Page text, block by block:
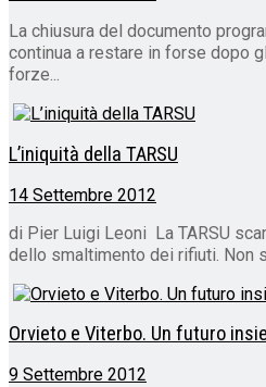
La chiusura del documento
continua a restare in forse dopo
forze...
L’iniquità della TARSU
14 Settembre 2012
di Pier Luigi Leoni La TARSU
dello smaltimento dei rifiuti. Non
Orvieto e Viterbo. Un futuro
9 Settembre 2012